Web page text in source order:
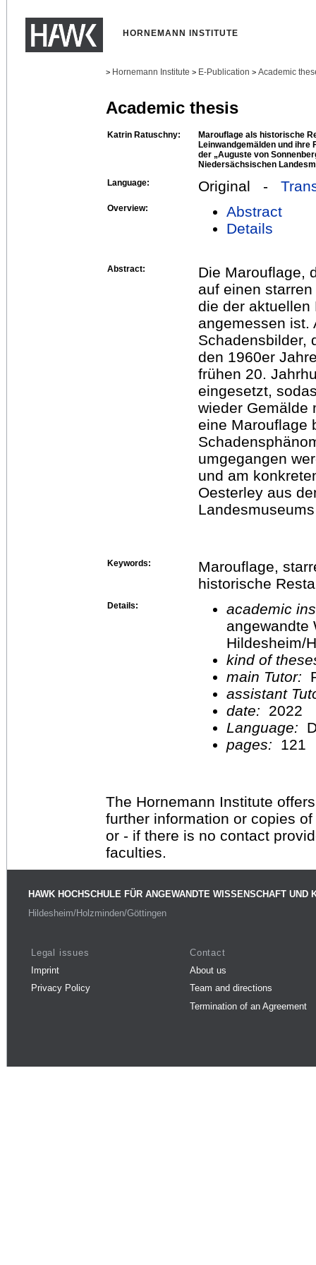
HORNEMANN INSTITUTE
> Hornemann Institute > E-Publication > Academic
Academic thesis
Katrin Ratuschny:
Marouflage als historische
Leinwandgemälden und ihre
der „Auguste von
Niedersächsischen
Language:
Original -
Overview:
Abstract
Details
Abstract:
Die Marouflage,
auf einen
die der aktuellen
angemessen ist.
Schadensbilder,
den 1960er
frühen 20.
eingesetzt,
wieder Gemälde
eine Marouflage
umgegangen
und am
Oesterley aus
Keywords:
Marouflage,
historische
Details:
academic
angewandte
Hildesheim/
kind of
main Tutor:
assistant
date:
2022
Language:
pages:
121
The Hornemann Institute
further information or copies
or - if there is no contact
faculties.
HAWK HOCHSCHULE FÜR ANGEWANDTE WISSENSCHAFT UND
Hildesheim/Holzminden/Göttingen
Legal issues
Imprint
Privacy Policy
Contact
About us
Team and directions
Termination of an Agreement